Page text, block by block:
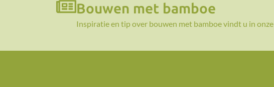
Bouwen met bamboe
Inspiratie en tip over bouwen met bamboe vindt u in onze